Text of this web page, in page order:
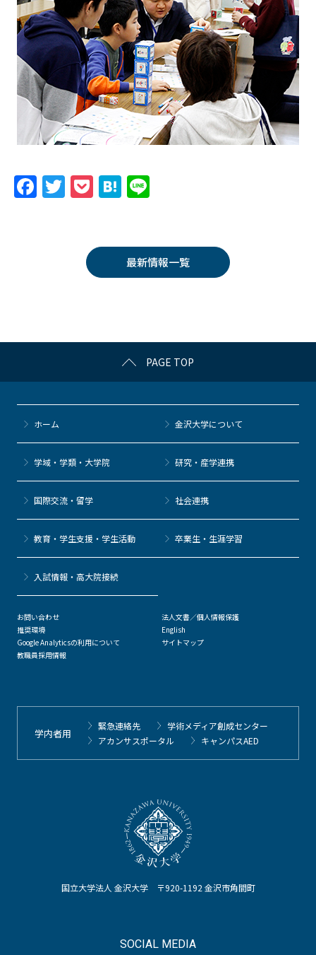
F
k
T
er
P
k
et
H
n
a
最新情報一覧
PAGE TOP
国立大学法人 金沢大学 〒920-1192 金沢市角間町
SOCIAL MEDIA
ホーム 金沢大学について
学域・学類・大学院 研究・産学連携
国際交流・留学 社会連携
教育・学生支援・学生活動 卒業生・生涯学習
⼊試情報・高大院接続
お問い合わせ
推奨環境
Google Analyticsの利用について
教職員採用情報
法人文書／個人情報保護
English
サイトマップ
学内者用
緊急連絡先
学術メディア創成センター
アカンサスポータル
キャンパスAED